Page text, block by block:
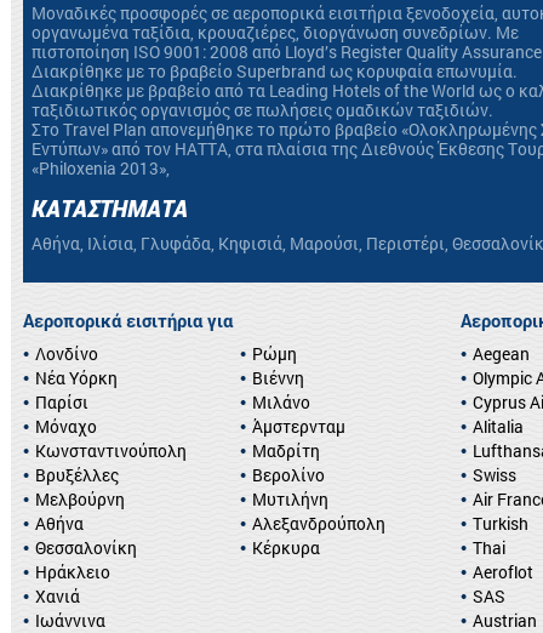
Mοναδικές προσφορές σε αεροπορικά εισιτήρια ξενοδοχεία,
οργανωμένα ταξίδια, κρουαζιέρες, διοργάνωση συνεδρίων. Με
πιστοποίηση ΙSO 9001: 2008 από Lloyd’s Register Quality
Διακρίθηκε με το βραβείο Superbrand ως κορυφαία επωνυμία.
Διακρίθηκε με βραβείο από τα Leading Hotels of the World ως ο
ταξιδιωτικός οργανισμός σε πωλήσεις ομαδικών ταξιδιών.
Στο Travel Plan απονεμήθηκε το πρώτο βραβείο «Ολοκληρωμένης
Εντύπων» από τον HATTA, στα πλαίσια της Διεθνούς Έκθεσης
«Philoxenia 2013»,
ΚΑΤΑΣΤΗΜΑΤΑ
Αθήνα, Ιλίσια, Γλυφάδα, Κηφισιά, Μαρούσι, Περιστέρι,
Αεροπορικά εισιτήρια για
Λονδίνο
Νέα Υόρκη
Παρίσι
Μόναχο
Κωνσταντινούπολη
Βρυξέλλες
Ρώμη
Βιέννη
Μιλάνο
Άμστερνταμ
Μαδρίτη
Βερολίνο
Μελβούρνη
Αθήνα
Θεσσαλονίκη
Ηράκλειο
Χανιά
Ιωάννινα
Μυτιλήνη
Αλεξανδρούπολη
Κέρκυρα
Aegean
Olympic
Cyprus
Alitalia
Swiss
Air
Turkish
Thai
Aeroflot
SAS
Austrian